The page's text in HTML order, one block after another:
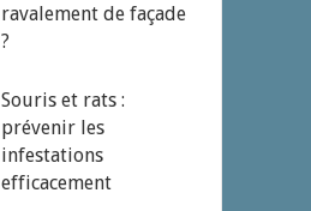
ravalement de façade
?
Souris et rats :
prévenir les
infestations
efficacement